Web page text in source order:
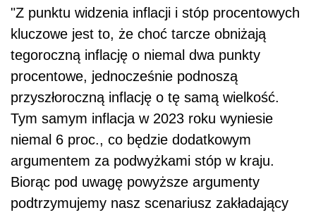
"Z punktu widzenia inflacji i stóp procentowych
kluczowe jest to, że choć tarcze obniżają
tegoroczną inflację o niemal dwa punkty
procentowe, jednocześnie podnoszą
przyszłoroczną inflację o tę samą wielkość.
Tym samym inflacja w 2023 roku wyniesie
niemal 6 proc., co będzie dodatkowym
argumentem za podwyżkami stóp w kraju.
Biorąc pod uwagę powyższe argumenty
podtrzymujemy nasz scenariusz zakładający